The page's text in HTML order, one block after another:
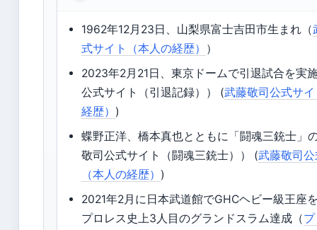
1962年12月23日、山梨県富士吉田市生まれ（
式サイト（本人の経歴） ）
2023年2月21日、東京ドームで引退試合を実
公式サイト（引退記録）） (武藤敬司公式サ
経歴） )
蝶野正洋、橋本真也とともに「闘魂三銃士」
敬司公式サイト（闘魂三銃士）） (武藤敬司
（本人の経歴） )
2021年2月に日本武道館でGHCヘビー級王座
プロレス史上3人目のグランドスラム達成（